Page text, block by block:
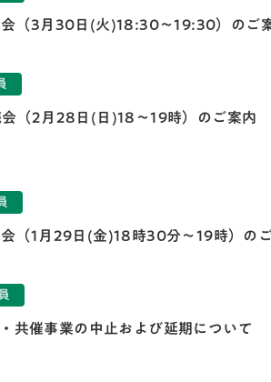
会（3月30日(火)18:30～19:30）のご
（2月28日(日)18～19時）のご案内
（1月29日(金)18時30分～19時）の
共催事業の中止および延期について